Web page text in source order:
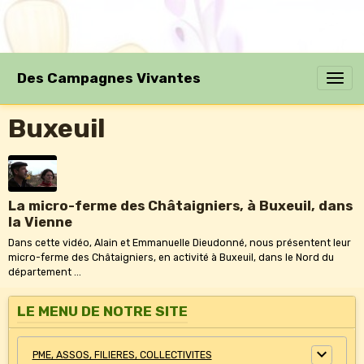
Des Campagnes Vivantes
Buxeuil
La micro-ferme des Châtaigniers, à Buxeuil, dans
la Vienne
Dans cette vidéo, Alain et Emmanuelle Dieudonné, nous présentent leur
micro-ferme des Châtaigniers, en activité à Buxeuil, dans le Nord du
département ...
LE MENU DE NOTRE SITE
PME, ASSOS, FILIERES, COLLECTIVITES